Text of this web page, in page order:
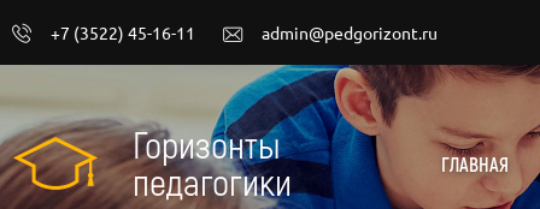
+7 (3522) 45-16-11 admin@pedgorizont.ru
Горизонты
педагогики
ГЛАВНАЯ